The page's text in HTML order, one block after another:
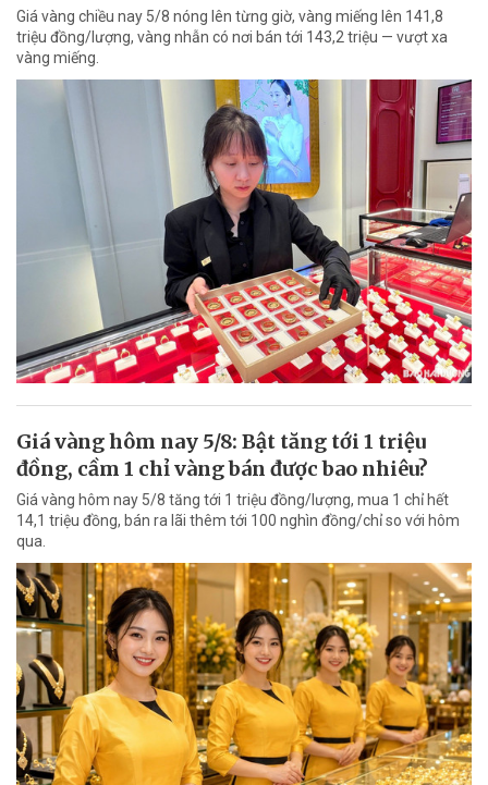
Giá vàng chiều nay 5/8 nóng lên từng giờ, vàng miếng lên 141,8
triệu đồng/lượng, vàng nhẫn có nơi bán tới 143,2 triệu — vượt xa
vàng miếng.
Giá vàng hôm nay 5/8: Bật tăng tới 1 triệu
đồng, cầm 1 chỉ vàng bán được bao nhiêu?
Giá vàng hôm nay 5/8 tăng tới 1 triệu đồng/lượng, mua 1 chỉ hết
14,1 triệu đồng, bán ra lãi thêm tới 100 nghìn đồng/chỉ so với hôm
qua.